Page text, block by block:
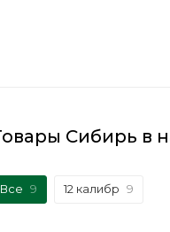
Сибирь в
Все 9 12 калибр 9